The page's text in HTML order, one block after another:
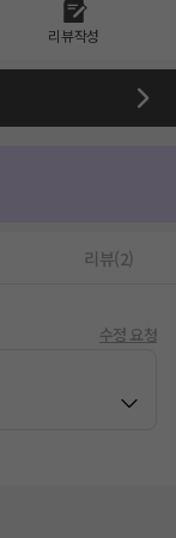
리뷰작성
리뷰(2)
수정 요청